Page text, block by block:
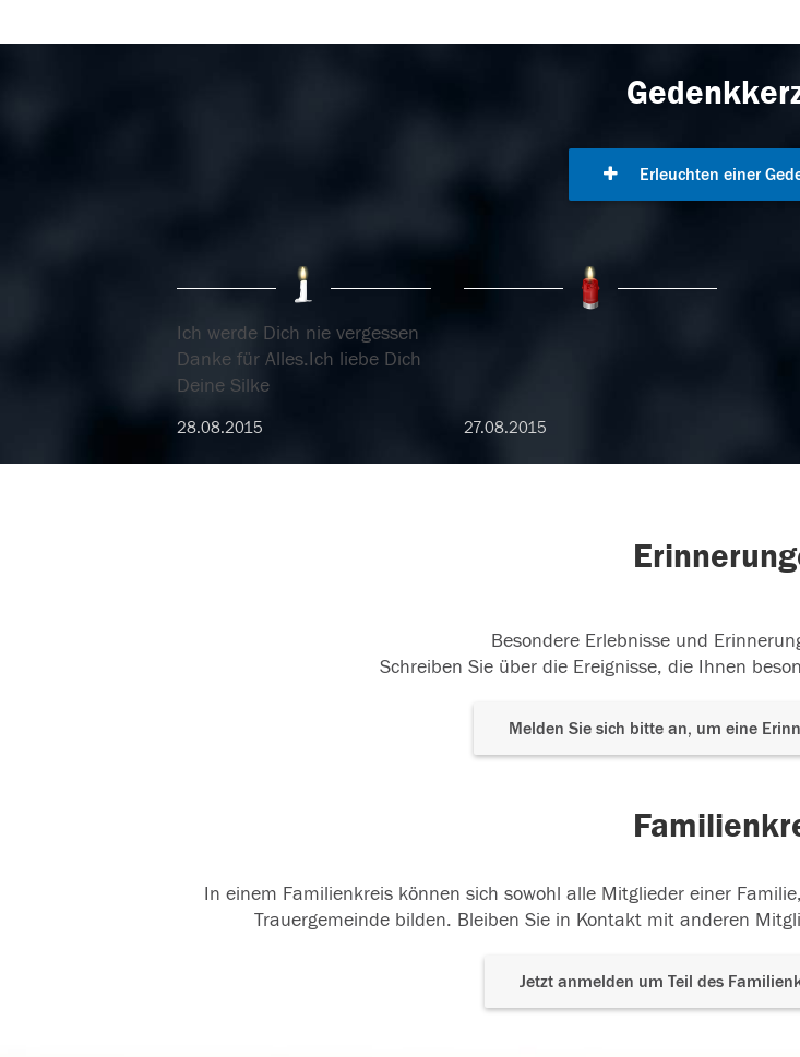
Erleuchten einer
Ich werde Dich nie vergessen
Danke für Alles.Ich liebe Dich
Deine Silke
28.08.2015 27.08.2015
Besondere Erlebnisse und
Schreiben Sie über die Ereignisse, die Ihnen
Melden Sie sich bitte an, um eine
In einem Familienkreis können sich sowohl alle Mitglieder einer
Trauergemeinde bilden. Bleiben Sie in Kontakt mit anderen
Jetzt anmelden um Teil des